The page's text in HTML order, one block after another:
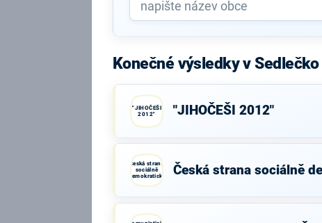
Konečné výsledky v
"JIHOČEŠI
2012"
"JIHOČEŠI 2012"
Česká strana
sociálně
demokratická
Česká strana sociálně